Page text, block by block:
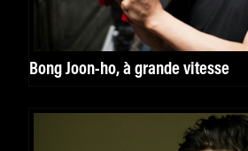
Bong Joon-ho, à grande vitesse